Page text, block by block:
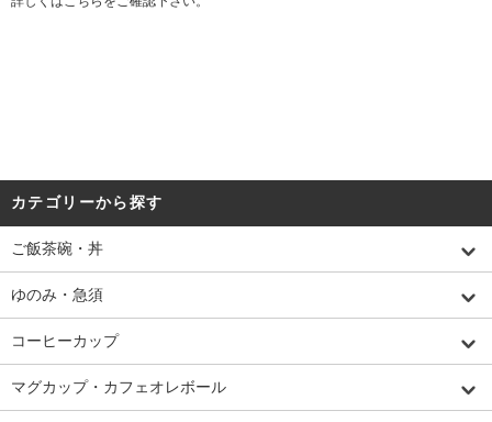
カテゴリーから探す
ご飯茶碗・丼
ゆのみ・急須
コーヒーカップ
マグカップ・カフェオレボール